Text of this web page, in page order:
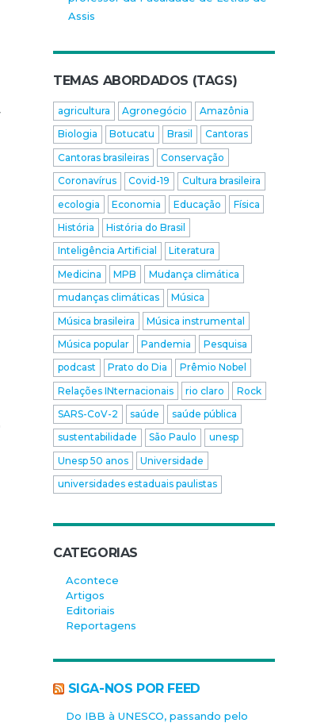
Assis
TEMAS ABORDADOS (TAGS)
agricultura Agronegócio
Amazônia
Biologia
Botucatu Brasil
Cantoras
Cantoras brasileiras
Conservação
Coronavírus
Covid-19
Cultura brasileira
ecologia
Economia Educação
Física
História
História do Brasil
Inteligência Artificial
Literatura
Medicina
MPB
Mudança climática
mudanças climáticas
Música
Música brasileira
Música instrumental
Música popular
Pandemia
Pesquisa
podcast
Prato do Dia
Prêmio Nobel
Relações INternacionais
rio claro
Rock
SARS-CoV-2
saúde
saúde pública
sustentabilidade
São Paulo
unesp
Unesp 50 anos
Universidade
universidades estaduais paulistas
CATEGORIAS
Acontece
Artigos
Editoriais
Reportagens
SIGA-NOS POR FEED
Do IBB à UNESCO, passando pelo